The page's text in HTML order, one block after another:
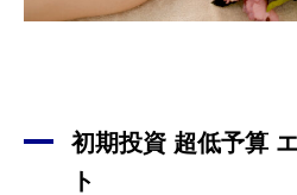
初期投資 超低予算
ト